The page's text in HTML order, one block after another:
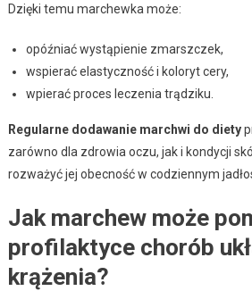
Dzięki temu marchewka może:
opóźniać wystąpienie zmarszczek,
wspierać elastyczność i koloryt cery,
wpierać proces leczenia trądziku.
Regularne dodawanie marchwi do diety
zarówno dla zdrowia oczu, jak i kondycji
rozważyć jej obecność w codziennym
Jak marchew może
profilaktyce chorób
krążenia?